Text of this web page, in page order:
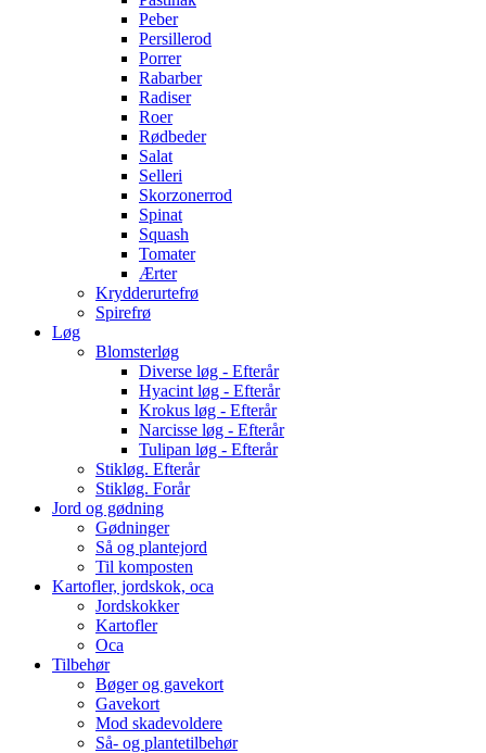
Peber
Persillerod
Porrer
Rabarber
Radiser
Roer
Rødbeder
Salat
Selleri
Skorzonerrod
Spinat
Squash
Tomater
Ærter
Krydderurtefrø
Spirefrø
Løg
Blomsterløg
Diverse løg - Efterår
Hyacint løg - Efterår
Krokus løg - Efterår
Narcisse løg - Efterår
Tulipan løg - Efterår
Stikløg. Efterår
Stikløg. Forår
Jord og gødning
Gødninger
Så og plantejord
Til komposten
Kartofler, jordskok, oca
Jordskokker
Kartofler
Oca
Tilbehør
Bøger og gavekort
Gavekort
Mod skadevoldere
Så- og plantetilbehør